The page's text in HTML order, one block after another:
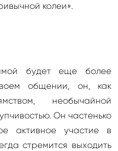
колеи».
будет еще более
общении, он, как
необычайной
Он частенько
активное участие в
стремится выходить